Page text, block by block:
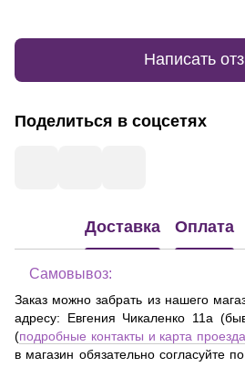
Написать
Поделиться в соцсетях
Доставка Оплата
Самовывоз:
Заказ можно забрать из нашего
адресу: Евгения Чикаленко 11а
(подробные контакты и карта проезда
в магазин обязательно согласуйте